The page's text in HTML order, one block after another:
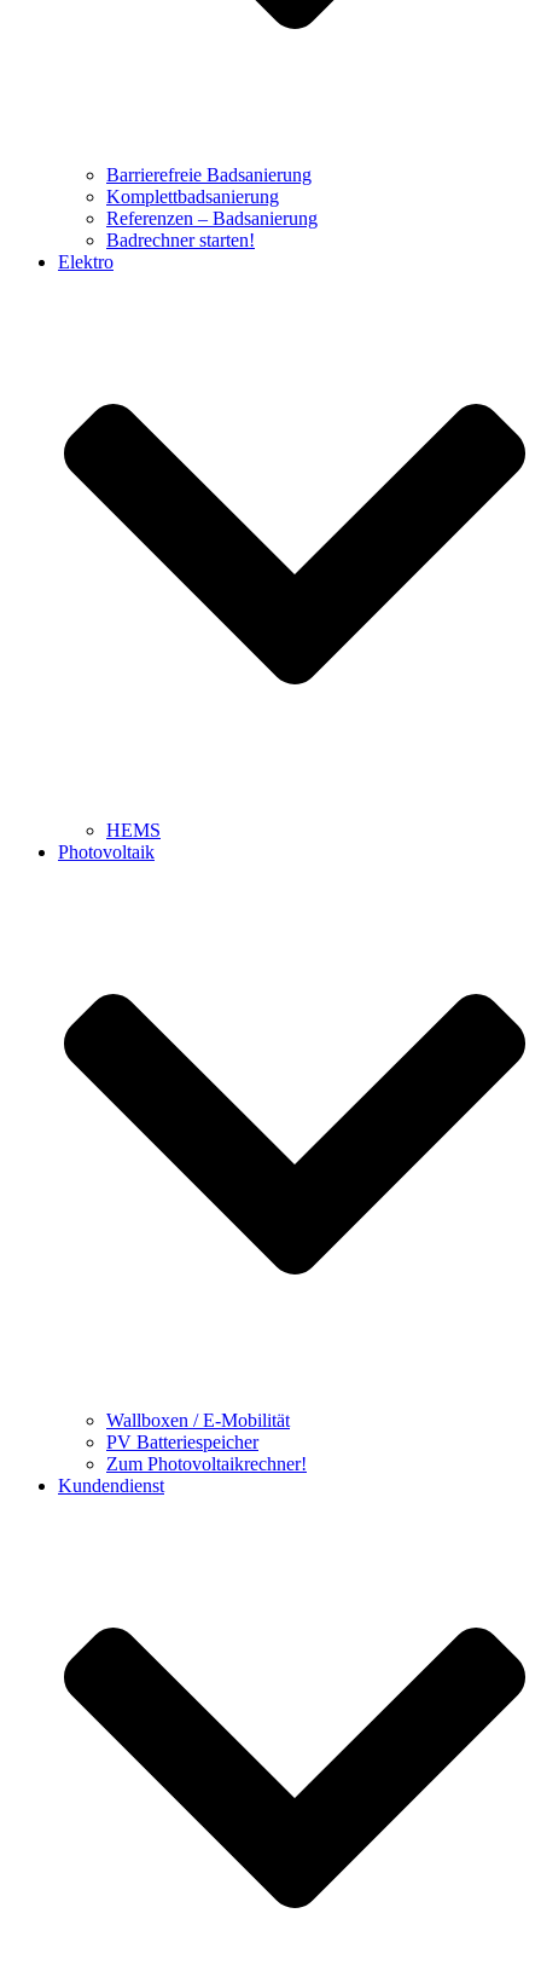
Barrierefreie Badsanierung
Komplettbadsanierung
Referenzen – Badsanierung
Badrechner starten!
Elektro
HEMS
Photovoltaik
Wallboxen / E-Mobilität
PV Batteriespeicher
Zum Photovoltaikrechner!
Kundendienst